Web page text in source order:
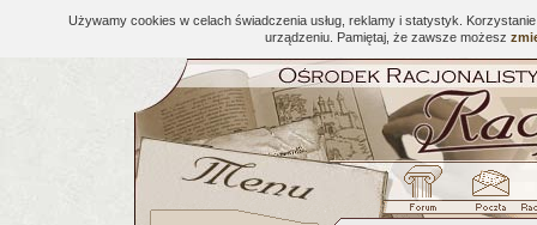
Używamy cookies w celach świadczenia usług, reklamy i statystyk.
urządzeniu. Pamiętaj, że zawsze możesz